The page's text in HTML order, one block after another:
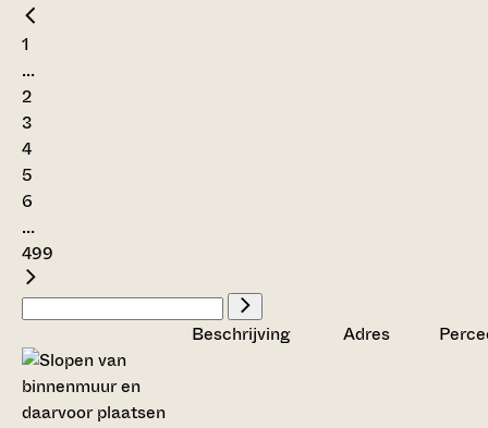
1
...
2
3
4
5
6
...
499
Beschrijving Adres